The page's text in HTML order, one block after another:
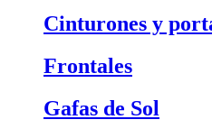
Cinturones y
Frontales
Gafas de Sol